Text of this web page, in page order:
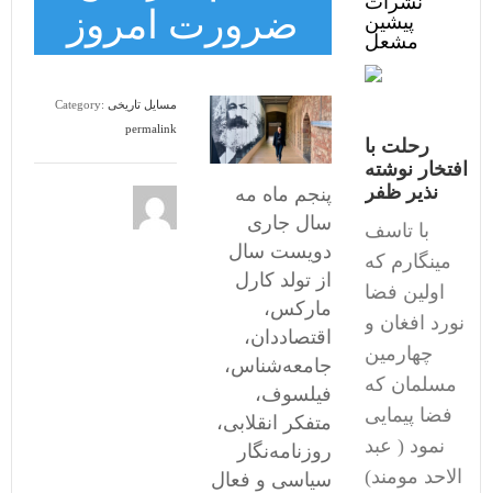
ضرورت امروز
Category: مسایل تاریخی
permalink
پنجم ماه مه
سال جاری
دویست سال
از تولد کارل
مارکس،
اقتصاددان،
جامعه‌شناس،
فیلسوف،
متفکر انقلابی،
روزنامه‌نگار
سیاسی و فعال
پیشین
مشعل
رحلت با
افتخار نوشته
نذیر ظفر
با تاسف
مینگارم که
اولین فضا
نورد افغان و
چهارمین
مسلمان که
فضا پیمایی
نمود ( عبد
الاحد مومند)